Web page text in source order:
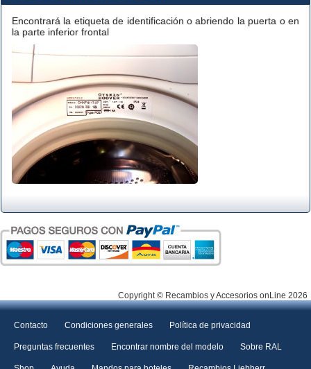
Encontrará la etiqueta de identificación o abriendo la puerta o en
la parte inferior frontal
Copyright © Recambios y Accesorios onLine 2026
Contacto Condiciones generales Política de privacidad
Preguntas frecuentes Encontrar nombre del modelo Sobre RAL